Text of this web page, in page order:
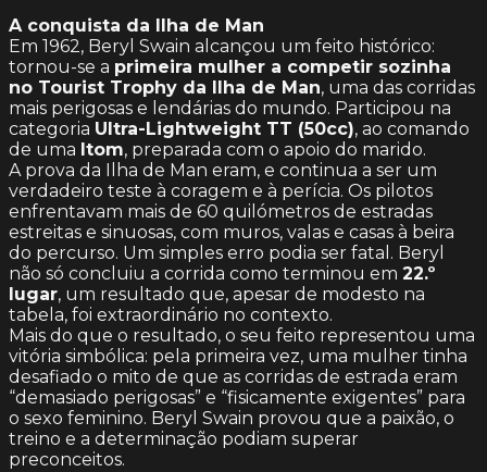
A conquista da Ilha de Man
Em 1962, Beryl Swain alcançou um feito histórico:
tornou-se a primeira mulher a competir sozinha
no Tourist Trophy da Ilha de Man, uma das corridas
mais perigosas e lendárias do mundo. Participou na
categoria Ultra-Lightweight TT (50cc), ao comando
de uma Itom, preparada com o apoio do marido.
A prova da Ilha de Man eram, e continua a ser um
verdadeiro teste à coragem e à perícia. Os pilotos
enfrentavam mais de 60 quilómetros de estradas
estreitas e sinuosas, com muros, valas e casas à beira
do percurso. Um simples erro podia ser fatal. Beryl
não só concluiu a corrida como terminou em 22.º
lugar, um resultado que, apesar de modesto na
tabela, foi extraordinário no contexto.
Mais do que o resultado, o seu feito representou uma
vitória simbólica: pela primeira vez, uma mulher tinha
desafiado o mito de que as corridas de estrada eram
“demasiado perigosas” e “fisicamente exigentes” para
o sexo feminino. Beryl Swain provou que a paixão, o
treino e a determinação podiam superar
preconceitos.